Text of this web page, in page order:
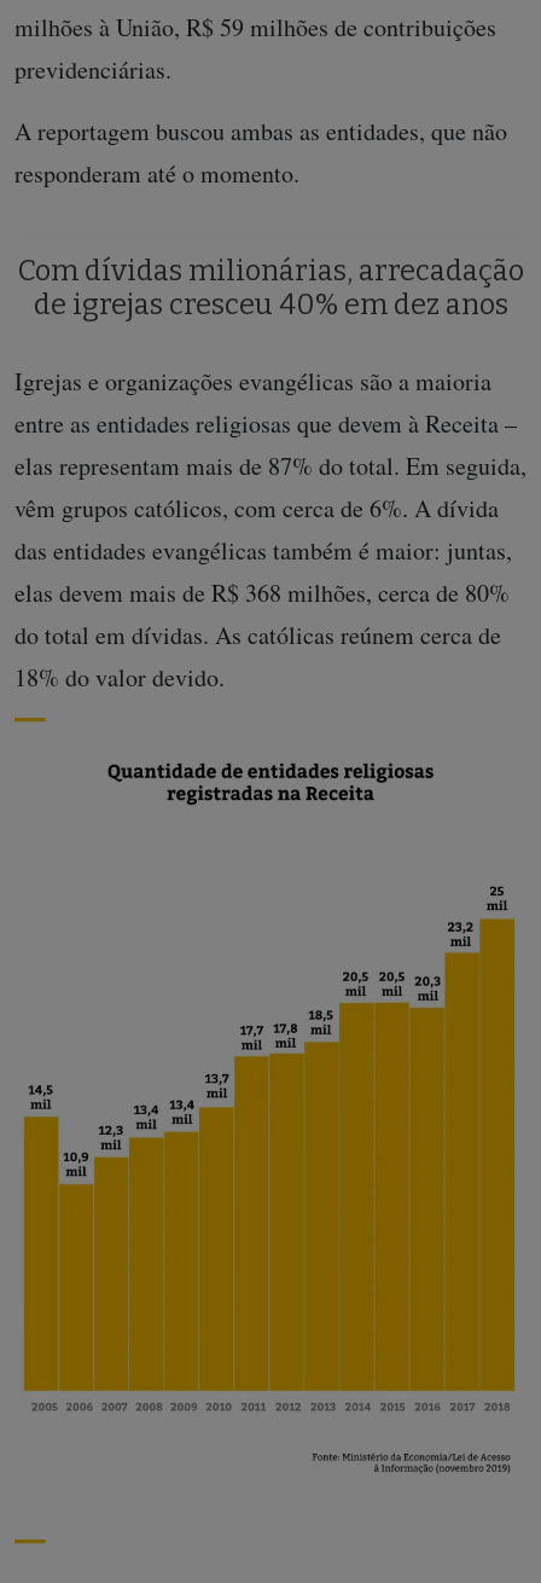
milhões à União, R$ 59 milhões de contribuições
previdenciárias.
A reportagem buscou ambas as entidades, que não
responderam até o momento.
Com dívidas milionárias, arrecadação
de igrejas cresceu 40% em dez anos
Igrejas e organizações evangélicas são a maioria
entre as entidades religiosas que devem à Receita –
elas representam mais de 87% do total. Em seguida,
vêm grupos católicos, com cerca de 6%. A dívida
das entidades evangélicas também é maior: juntas,
elas devem mais de R$ 368 milhões, cerca de 80%
do total em dívidas. As católicas reúnem cerca de
18% do valor devido.